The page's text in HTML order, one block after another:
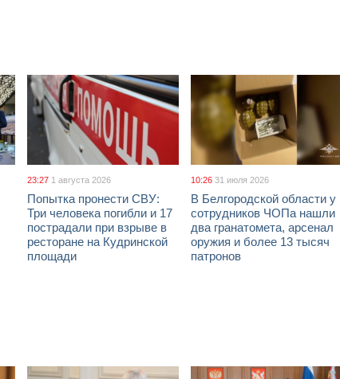
23:27 1 августа 2026
Попытка пронести СВУ:
Три человека погибли и 17
пострадали при взрыве в
ресторане на Кудринской
площади
10:26 31 июля 2026
В Белгородской области у
сотрудников ЧОПа нашли
два гранатомета, арсенал
оружия и более 13 тысяч
патронов